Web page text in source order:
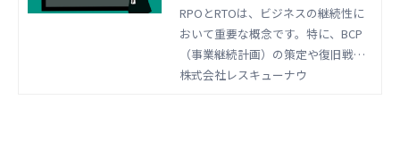
意味や違いを解説
RPOとRTOは、ビジネスの継続性に
おいて重要な概念です。特に、BCP
（事業継続計画）の策定や復旧戦略
の構築においては欠かせない要素と
株式会社レスキューナウ